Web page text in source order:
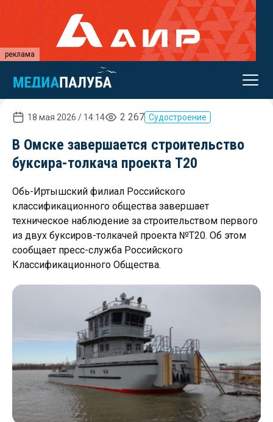
реклама
18 мая 2026 / 14:14 2 267 Судостроение
В Омске завершается строительство
буксира-толкача проекта Т20
Обь-Иртышский филиал Российского
классификационного общества завершает
техническое наблюдение за строительством первого
из двух буксиров-толкачей проекта №Т20. Об этом
сообщает пресс-служба Российского
Классификационного Общества.